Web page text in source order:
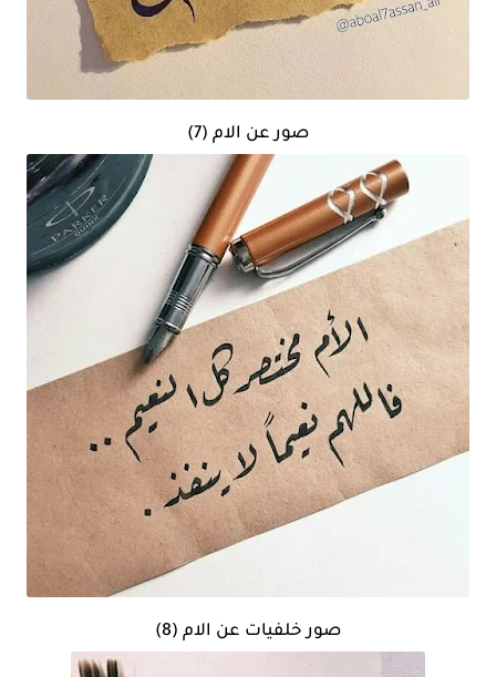
صور عن الام (7)
صور خلفيات عن الام (8)